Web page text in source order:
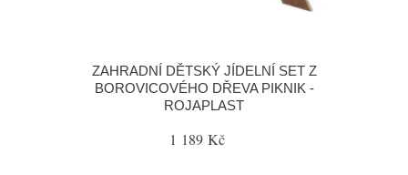
ZAHRADNÍ DĚTSKÝ JÍDELNÍ SET Z
BOROVICOVÉHO DŘEVA PIKNIK -
ROJAPLAST
1 189 Kč